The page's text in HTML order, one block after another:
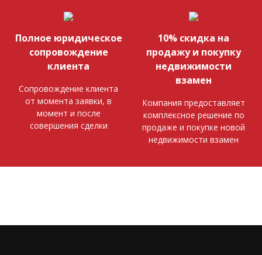
Полное юридическое
сопровождение
клиента
Сопровождение клиента
от момента заявки, в
момент и после
совершения сделки
10% скидка на
продажу и покупку
недвижимости
взамен
Компания предоставляет
комплексное решение по
продаже и покупке новой
недвижимости взамен